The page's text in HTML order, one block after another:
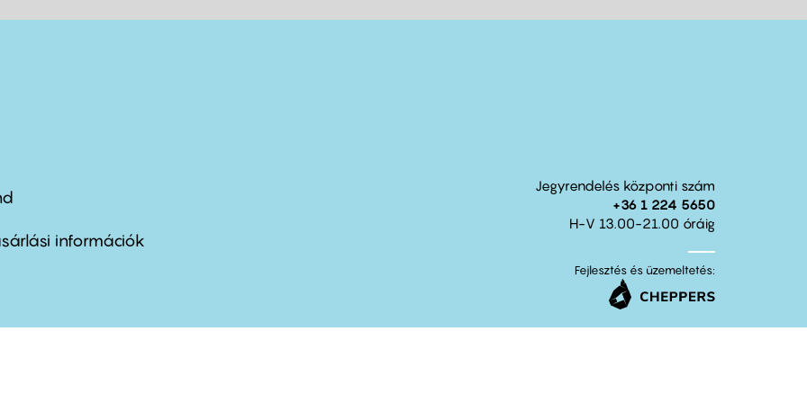
információk
Jegyrendelés központi szám
+36 1 224 5650
H-V 13.00-21.00 óráig
Fejlesztés és üzemeltetés: